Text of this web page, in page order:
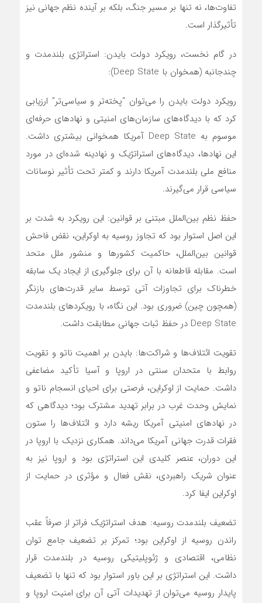
تفاوت‌ها، نه تنها بر مسیر جنگ، بلکه بر آینده نظم جهانی نیز
تأثیرگذار است.
در گام نخست، رویکرد دولت بایدن: استراتژی بلندمدت و
چندجانبه (همخوان با Deep State):
رویکرد دولت بایدن را می‌توان “پخته‌تر و سیاسی‌تر” ارزیابی
کرد که با دیدگاه‌های سازمان‌های امنیتی و نهادهای حرفه‌ای
موسوم به Deep State آمریکا همخوانی بیشتری داشت.
این نهادها، دیدگاه‌های استراتژیک و نهادینه شده‌ای در مورد
منافع ملی بلندمدت آمریکا دارند و کمتر تحت تأثیر نوسانات
سیاسی قرار می‌گیرند.
حفظ نظم بین‌الملل مبتنی بر قوانین: این رویکرد به شدت بر
این اصل استوار بود که تجاوز روسیه به اوکراین، نقض فاحش
قوانین بین‌الملل، حاکمیت کشورها و منشور ملل متحد
است. مقابله قاطعانه با آن برای جلوگیری از ایجاد یک سابقه
خطرناک برای تجاوزات آتی توسط سایر قدرت‌های بازنگر
(همچون چین) ضروری بود. این نگاه، با رویکردهای بلندمدت
Deep State در حفظ ثبات جهانی مطابقت داشت.
تقویت ائتلاف‌ها و شراکت‌ها: بایدن بر اهمیت ناتو و تقویت
روابط با متحدان سنتی در اروپا و آسیا تأکید مضاعفی
داشت. حمایت از اوکراین، فرصتی برای احیای انسجام ناتو و
نمایش وحدت غرب در برابر تهدید مشترک بود؛ دیدگاهی که
در نهادهای امنیتی آمریکا ریشه دارد و ائتلاف‌ها را ستون
فقرات قدرت جهانی آمریکا می‌داند. همکاری نزدیک با اروپا در
این دوران، عنصر کلیدی این استراتژی بود و اروپا نیز به
عنوان شریک راهبردی، نقش فعال و مؤثری در حمایت از
اوکراین ایفا کرد.
تضعیف بلندمدت روسیه: هدف استراتژیک فراتر از صرفاً عقب
راندن روسیه از اوکراین بود؛ تمرکز بر تضعیف جامع توان
نظامی، اقتصادی و ژئوپلیتیکی روسیه در بلندمدت قرار
داشت. این استراتژی بر این باور استوار بود که تنها با تضعیف
پایدار روسیه می‌توان از تهدیدات آتی آن برای امنیت اروپا و